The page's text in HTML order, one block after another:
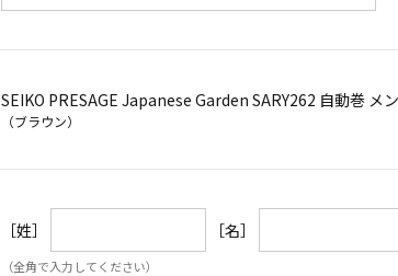
SEIKO PRESAGE Japanese Garden SARY262 自動巻 メ
（ブラウン）
［姓］ ［名］
（全角で入力してください）